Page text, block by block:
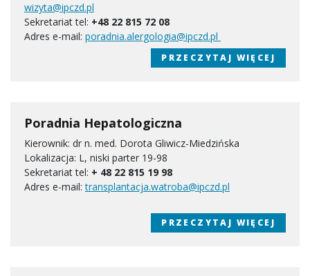
wizyta@ipczd.pl
Sekretariat tel: +48 22 815 72 08
Adres e-mail: poradnia.alergologia@ipczd.pl
PRZECZYTAJ WIĘCEJ
Poradnia Hepatologiczna
Kierownik: dr n. med. Dorota Gliwicz-Miedzińska
Lokalizacja: L, niski parter 19-98
Sekretariat tel: + 48 22 815 19 98
Adres e-mail:transplantacja.watroba@ipczd.pl
PRZECZYTAJ WIĘCEJ